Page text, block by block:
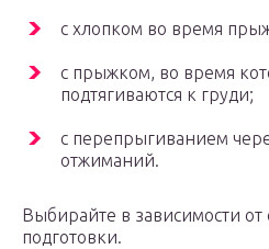
с хлопком во время
с прыжком, во время
подтягиваются к груди;
с перепрыгиванием
отжиманий.
Выбирайте в зависимости от
подготовки.